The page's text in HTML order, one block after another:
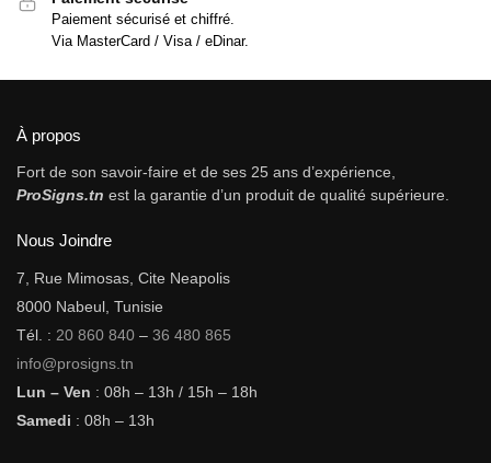
Paiement sécurisé et chiffré.
Via MasterCard / Visa / eDinar.
À propos
Fort de son savoir-faire et de ses 25 ans d’expérience,
ProSigns.tn est la garantie d’un produit de qualité supérieure.
Nous Joindre
7, Rue Mimosas, Cite Neapolis
8000 Nabeul, Tunisie
Tél. : 20 860 840 – 36 480 865
info@prosigns.tn
Lun – Ven : 08h – 13h / 15h – 18h
Samedi : 08h – 13h